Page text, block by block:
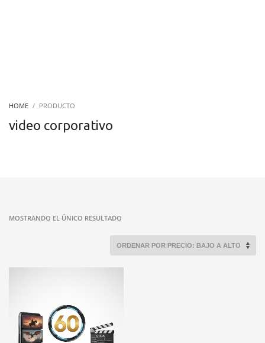
HOME PRODUCTO
video corporativo
MOSTRANDO EL ÚNICO RESULTADO